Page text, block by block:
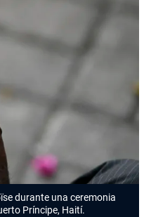
durante una ceremonia
Príncipe, Haití.